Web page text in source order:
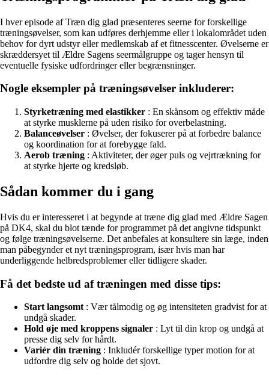
I hver episode af Træn dig glad præsenteres seerne for forskellige
træningsøvelser, som kan udføres derhjemme eller i lokalområdet uden
behov for dyrt udstyr eller medlemskab af et fitnesscenter. Øvelserne er
skræddersyet til Ældre Sagens seermålgruppe og tager hensyn til
eventuelle fysiske udfordringer eller begrænsninger.
Nogle eksempler på træningsøvelser inkluderer:
Styrketræning med elastikker : En skånsom og effektiv måde
at styrke musklerne på uden risiko for overbelastning.
Balanceøvelser : Øvelser, der fokuserer på at forbedre balance
og koordination for at forebygge fald.
Aerob træning : Aktiviteter, der øger puls og vejrtrækning for
at styrke hjerte og kredsløb.
Sådan kommer du i gang
Hvis du er interesseret i at begynde at træne dig glad med Ældre Sagen
på DK4, skal du blot tænde for programmet på det angivne tidspunkt
og følge træningsøvelserne. Det anbefales at konsultere sin læge, inden
man påbegynder et nyt træningsprogram, især hvis man har
underliggende helbredsproblemer eller tidligere skader.
Få det bedste ud af træningen med disse tips:
Start langsomt : Vær tålmodig og øg intensiteten gradvist for at
undgå skader.
Hold øje med kroppens signaler : Lyt til din krop og undgå at
presse dig selv for hårdt.
Variér din træning : Inkludér forskellige typer motion for at
udfordre dig selv og holde det sjovt.